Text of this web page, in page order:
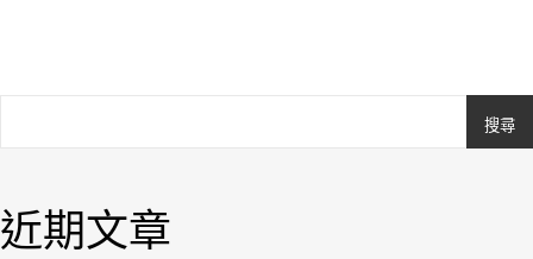
搜尋
近期文章
Royal.